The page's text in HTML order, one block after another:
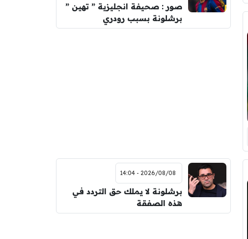
صور : صحيفة انجليزية ” تهين ”
برشلونة بسبب رودري
2026/08/08 - 14:04
برشلونة لا يملك حق التردد في
هذه الصفقة